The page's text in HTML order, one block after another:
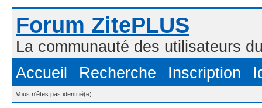
Forum ZitePLUS
La communauté des utilisateurs
Accueil
Recherche Inscription
Vous n'êtes pas identifié(e).